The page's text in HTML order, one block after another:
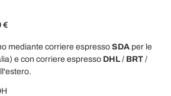
€
mediante corriere espresso SDA per le
e con corriere espresso DHL / BRT /